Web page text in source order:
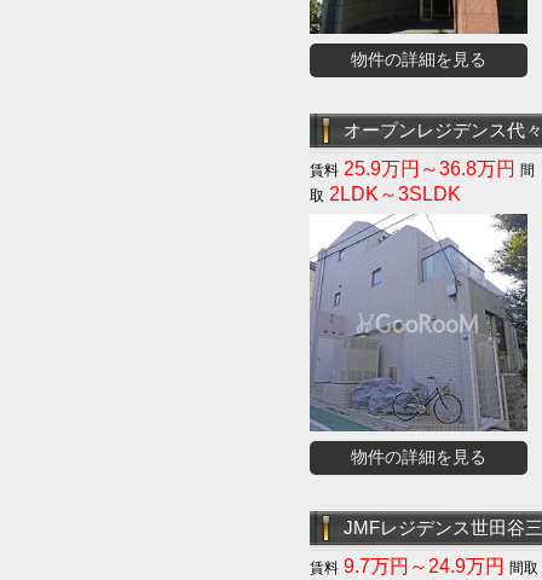
物件の詳細を見る
オープンレジデンス代
25.9万円～36.8万円
2LDK～3SLDK
物件の詳細を見る
JMFレジデンス世田谷
9.7万円～24.9万円